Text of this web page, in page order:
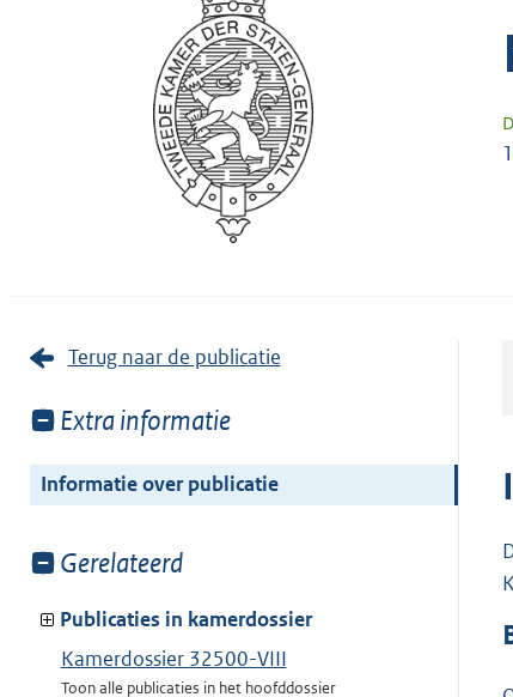
Terug naar de publicatie
Toon
van:
Extra informatie
Informatie over publicatie
Toon
van:
Gerelateerd
Publicaties in kamerdossier
Kamerdossier 32500-VIII
Toon alle publicaties in het hoofddossier